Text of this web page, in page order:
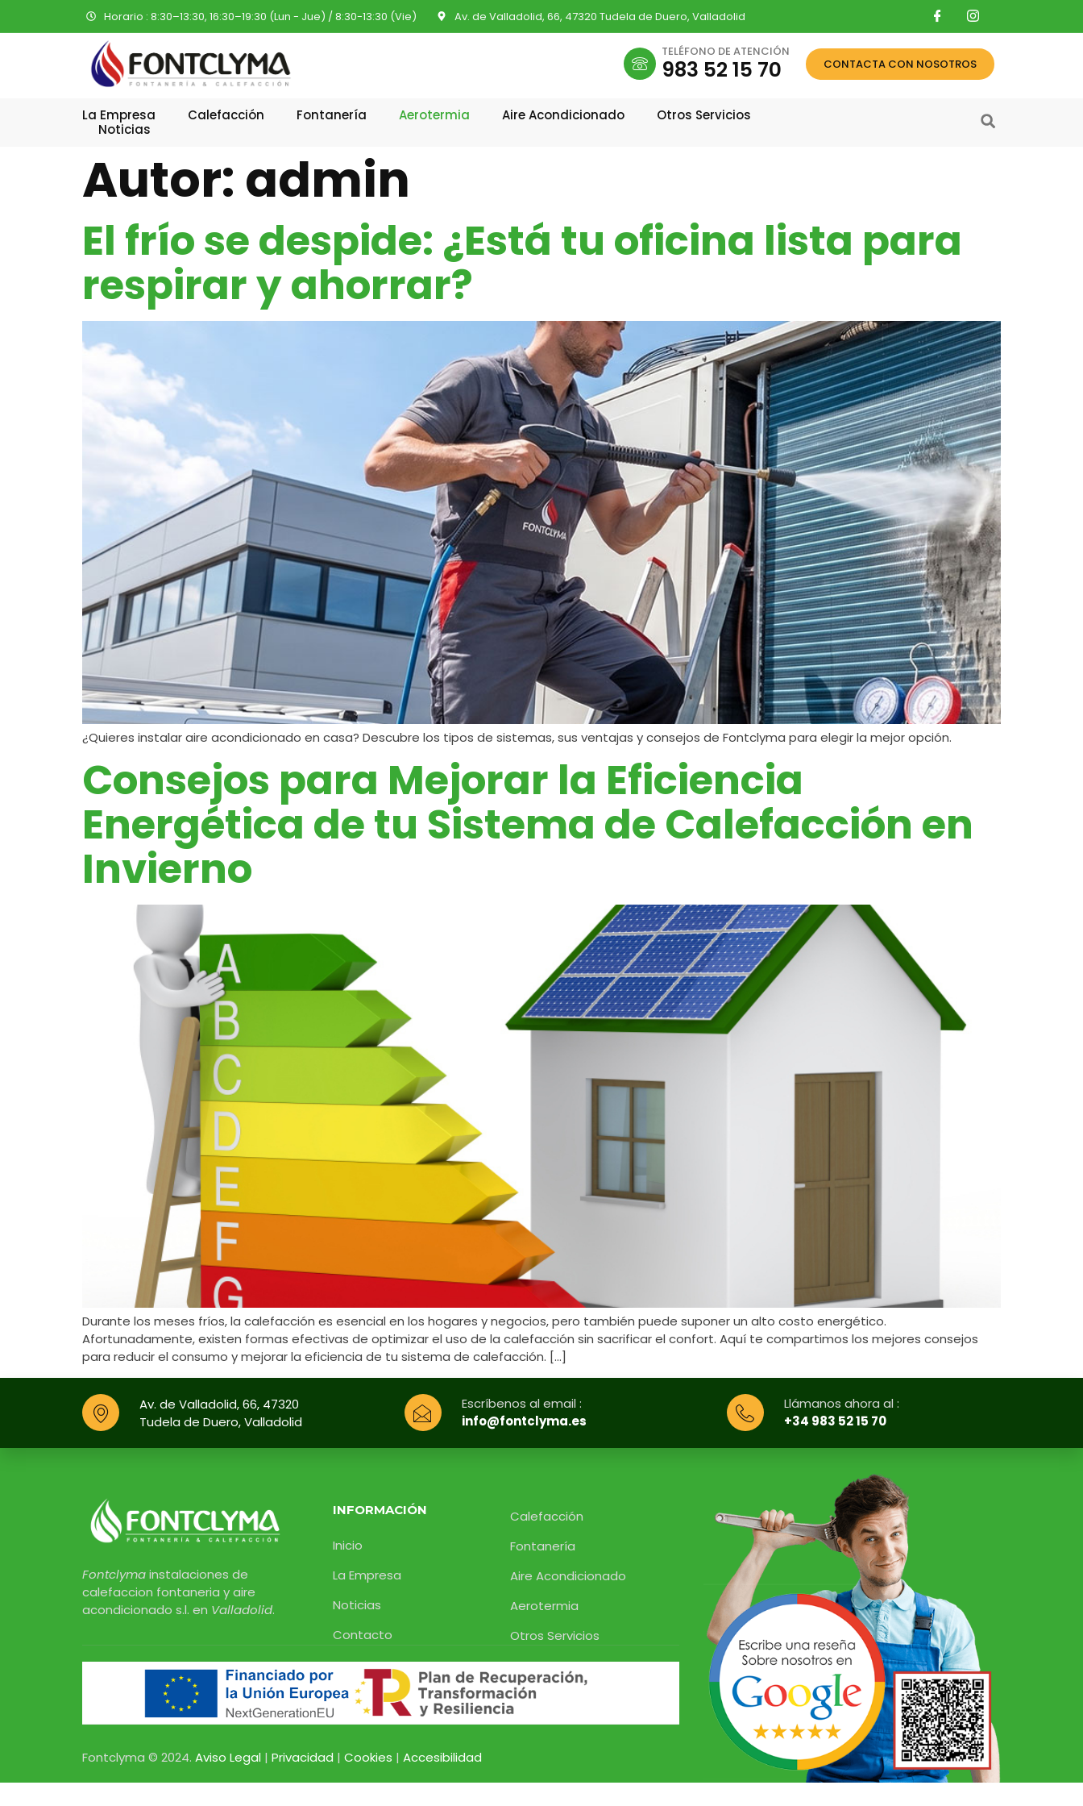
Horario : 8:30–13:30, 16:30–19:30 (Lun - Jue) / 8:30-13:30 (Vie) Av. de Valladolid, 66, 47320 Tudela de Duero, Valladolid
TELÉFONO DE ATENCIÓN
983 52 15 70 CONTACTA CON NOSOTROS
La Empresa Calefacción Fontanería Aerotermia Aire Acondicionado
Otros Servicios
Noticias
Autor: admin
El frío se despide: ¿Está tu oficina lista para
respirar y ahorrar?
¿Quieres instalar aire acondicionado en casa? Descubre los tipos de sistemas, sus ventajas y consejos de Fontclyma para elegir la mejor opción.
Consejos para Mejorar la Eficiencia
Energética de tu Sistema de Calefacción en
Invierno
Durante los meses fríos, la calefacción es esencial en los hogares y negocios, pero también puede suponer un alto costo energético.
Afortunadamente, existen formas efectivas de optimizar el uso de la calefacción sin sacrificar el confort. Aquí te compartimos los mejores consejos
para reducir el consumo y mejorar la eficiencia de tu sistema de calefacción. […]
Av. de Valladolid, 66, 47320
Tudela de Duero, Valladolid
Escríbenos al email :
info@fontclyma.es
Llámanos ahora al :
+34 983 52 15 70
Fontclymainstalaciones de
calefaccion fontaneria y aire
acondicionado s.l. en Valladolid.
INFORMACIÓN
Inicio
La Empresa
Noticias
Contacto
Calefacción
Fontanería
Aire Acondicionado
Aerotermia
Otros Servicios
Fontclyma © 2024. Aviso Legal | Privacidad | Cookies | Accesibilidad